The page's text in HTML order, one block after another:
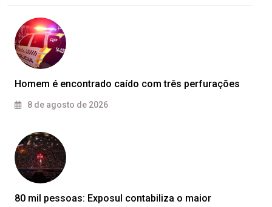
Homem é encontrado caído com três perfurações
8 de agosto de 2026
80 mil pessoas: Exposul contabiliza o maior